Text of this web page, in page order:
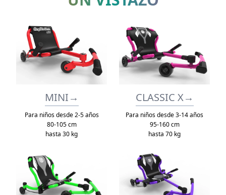
MINI→
Para niños desde 2-5 años
80-105 cm
hasta 30 kg
CLASSIC X→
Para niños desde 3-14 años
95-160 cm
hasta 70 kg